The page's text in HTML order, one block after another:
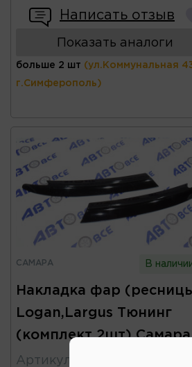
Написать отзыв
Показать аналоги
больше 2 шт (ул.Коммунальная
г.Симферополь)
САМАРА В
Накладка фар
Logan,Largus Тюнинг
(комплект 2шт) Самара
Артикул